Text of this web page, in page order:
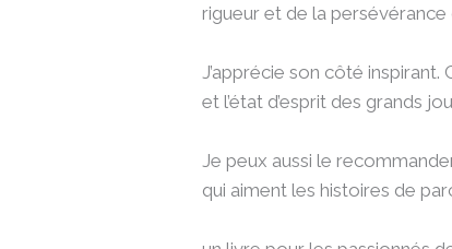
rigueur et de la
J’apprécie son côté
et l’état d’esprit des grands
Je peux aussi le
qui aiment les histoires de